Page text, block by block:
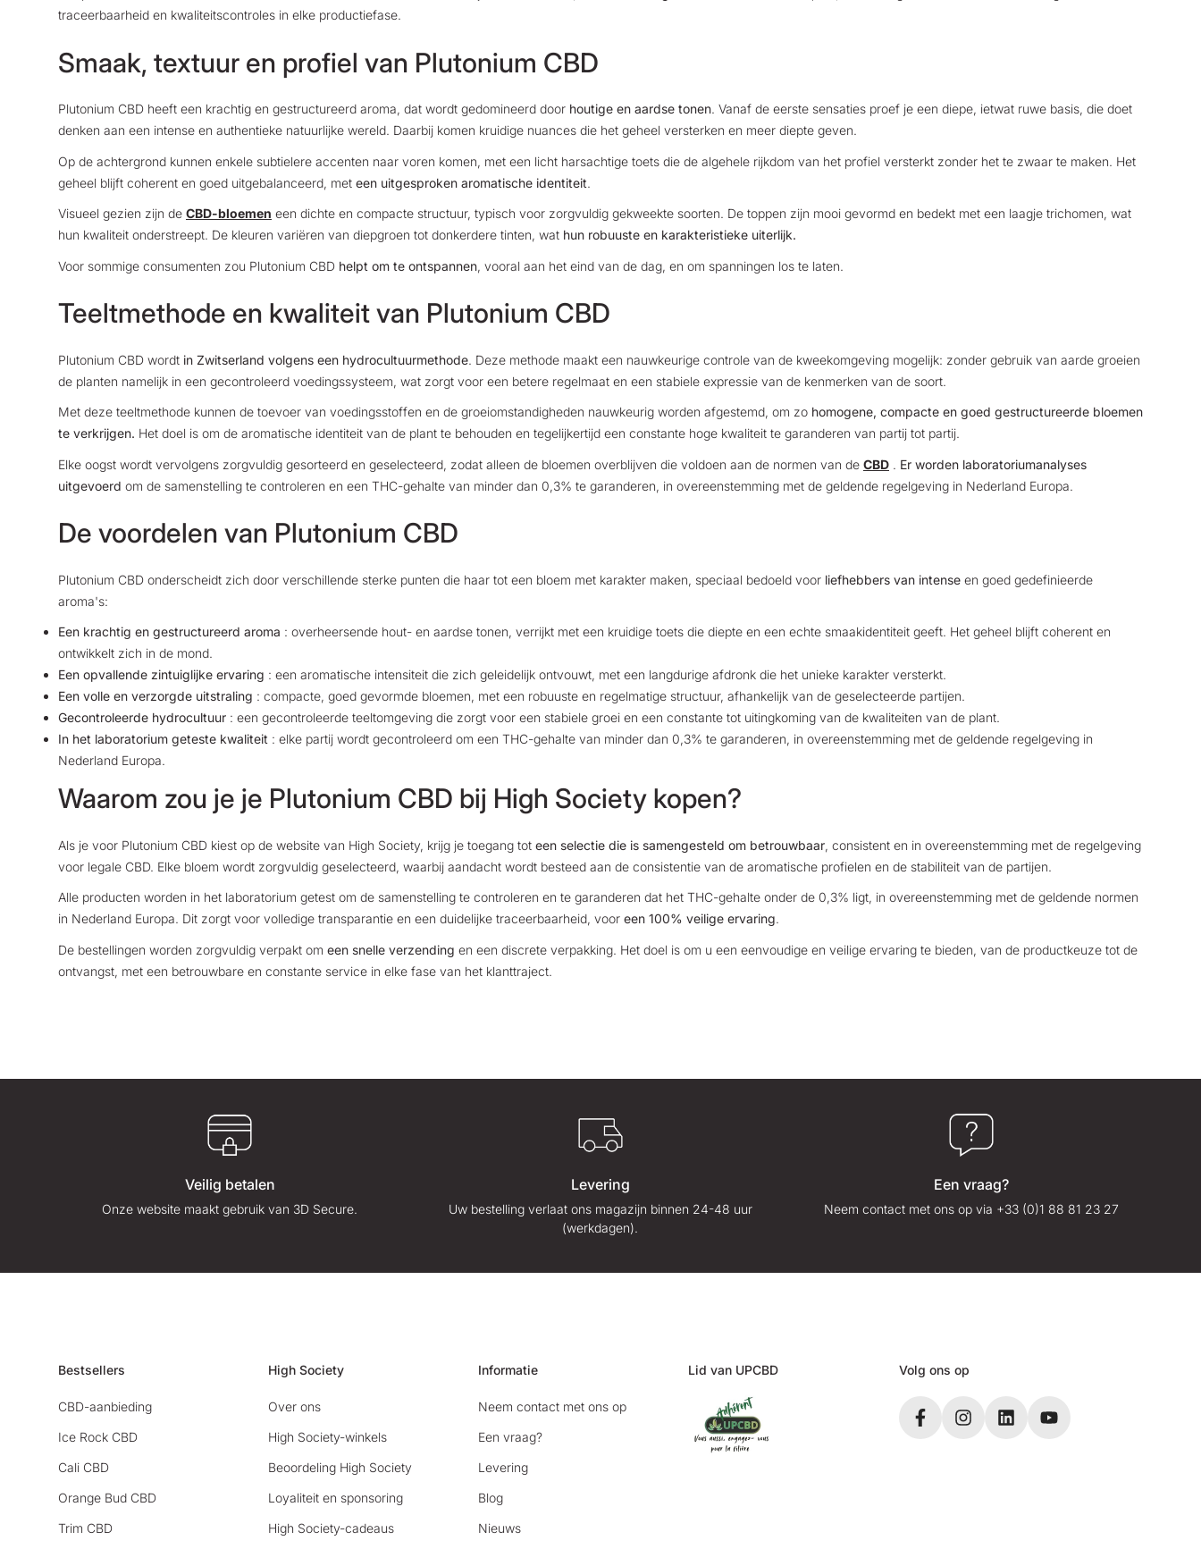
traceerbaarheid en kwaliteitscontroles in elke productiefase.
Smaak, textuur en profiel van Plutonium CBD
Plutonium CBD heeft een krachtig en gestructureerd aroma, dat wordt gedomineerd door houtige en aardse tonen. Vanaf de eerste sensaties proef je een diepe, ietwat ruwe basis, die doet
denken aan een intense en authentieke natuurlijke wereld. Daarbij komen kruidige nuances die het geheel versterken en meer diepte geven.
Op de achtergrond kunnen enkele subtielere accenten naar voren komen, met een licht harsachtige toets die de algehele rijkdom van het profiel versterkt zonder het te zwaar te maken. Het
geheel blijft coherent en goed uitgebalanceerd, met een uitgesproken aromatische identiteit.
Visueel gezien zijn de CBD-bloemen een dichte en compacte structuur, typisch voor zorgvuldig gekweekte soorten. De toppen zijn mooi gevormd en bedekt met een laagje trichomen, wat
hun kwaliteit onderstreept. De kleuren variëren van diepgroen tot donkerdere tinten, wat hun robuuste en karakteristieke uiterlijk.
Voor sommige consumenten zou Plutonium CBD helpt om te ontspannen, vooral aan het eind van de dag, en om spanningen los te laten.
Teeltmethode en kwaliteit van Plutonium CBD
Plutonium CBD wordt in Zwitserland volgens een hydrocultuurmethode. Deze methode maakt een nauwkeurige controle van de kweekomgeving mogelijk: zonder gebruik van aarde groeien
de planten namelijk in een gecontroleerd voedingssysteem, wat zorgt voor een betere regelmaat en een stabiele expressie van de kenmerken van de soort.
Met deze teeltmethode kunnen de toevoer van voedingsstoffen en de groeiomstandigheden nauwkeurig worden afgestemd, om zo homogene, compacte en goed gestructureerde bloemen
te verkrijgen. Het doel is om de aromatische identiteit van de plant te behouden en tegelijkertijd een constante hoge kwaliteit te garanderen van partij tot partij.
Elke oogst wordt vervolgens zorgvuldig gesorteerd en geselecteerd, zodat alleen de bloemen overblijven die voldoen aan de normen van de CBD . Er worden laboratoriumanalyses
uitgevoerd om de samenstelling te controleren en een THC-gehalte van minder dan 0,3% te garanderen, in overeenstemming met de geldende regelgeving in Nederland Europa.
De voordelen van Plutonium CBD
Plutonium CBD onderscheidt zich door verschillende sterke punten die haar tot een bloem met karakter maken, speciaal bedoeld voor liefhebbers van intense en goed gedefinieerde
aroma's:
Een krachtig en gestructureerd aroma : overheersende hout- en aardse tonen, verrijkt met een kruidige toets die diepte en een echte smaakidentiteit geeft. Het geheel blijft coherent en
ontwikkelt zich in de mond.
Een opvallende zintuiglijke ervaring : een aromatische intensiteit die zich geleidelijk ontvouwt, met een langdurige afdronk die het unieke karakter versterkt.
Een volle en verzorgde uitstraling : compacte, goed gevormde bloemen, met een robuuste en regelmatige structuur, afhankelijk van de geselecteerde partijen.
Gecontroleerde hydrocultuur : een gecontroleerde teeltomgeving die zorgt voor een stabiele groei en een constante tot uitingkoming van de kwaliteiten van de plant.
In het laboratorium geteste kwaliteit : elke partij wordt gecontroleerd om een THC-gehalte van minder dan 0,3% te garanderen, in overeenstemming met de geldende regelgeving in
Nederland Europa.
Waarom zou je je Plutonium CBD bij High Society kopen?
Als je voor Plutonium CBD kiest op de website van High Society, krijg je toegang tot een selectie die is samengesteld om betrouwbaar, consistent en in overeenstemming met de regelgeving
voor legale CBD. Elke bloem wordt zorgvuldig geselecteerd, waarbij aandacht wordt besteed aan de consistentie van de aromatische profielen en de stabiliteit van de partijen.
Alle producten worden in het laboratorium getest om de samenstelling te controleren en te garanderen dat het THC-gehalte onder de 0,3% ligt, in overeenstemming met de geldende normen
in Nederland Europa. Dit zorgt voor volledige transparantie en een duidelijke traceerbaarheid, voor een 100% veilige ervaring.
De bestellingen worden zorgvuldig verpakt om een snelle verzending en een discrete verpakking. Het doel is om u een eenvoudige en veilige ervaring te bieden, van de productkeuze tot de
ontvangst, met een betrouwbare en constante service in elke fase van het klanttraject.
Veilig betalen
Onze website maakt gebruik van 3D Secure.
Levering
Uw bestelling verlaat ons magazijn binnen 24-48 uur
(werkdagen).
Een vraag?
Neem contact met ons op via +33 (0)1 88 81 23 27
Bestsellers
CBD-aanbieding
Ice Rock CBD
Cali CBD
Orange Bud CBD
Trim CBD
High Society
Over ons
High Society-winkels
Beoordeling High Society
Loyaliteit en sponsoring
High Society-cadeaus
Informatie
Neem contact met ons op
Een vraag?
Levering
Blog
Nieuws
Lid van UPCBD Volg ons op